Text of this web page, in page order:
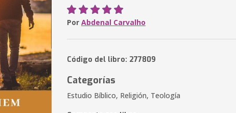
Por Abdenal Carvalho
Código del libro: 277809
Categorías
Estudio Bíblico, Religión, Teología